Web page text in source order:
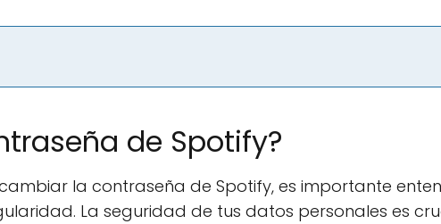
de Spotify?
la contraseña de Spotify, es importante
La seguridad de tus datos personales es